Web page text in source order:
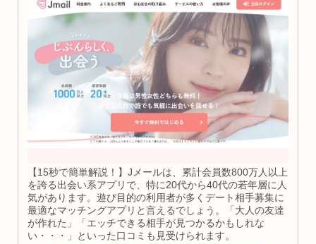
【15秒で簡単解説！】Jメールは、累計会員数800万人以上
を誇る出会い系アプリで、特に20代から40代の若年層に人
気があります。遊び目的の利用者が多くデート相手募集に
最適なマッチングアプリと言えるでしょう。「大人の友達
が作れた」「エッチできる相手が見つかるかもしれな
い・・・」といった口コミも見受けられます。